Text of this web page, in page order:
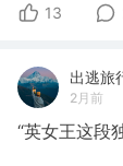
13
出逃旅
2月前
“英女王这段